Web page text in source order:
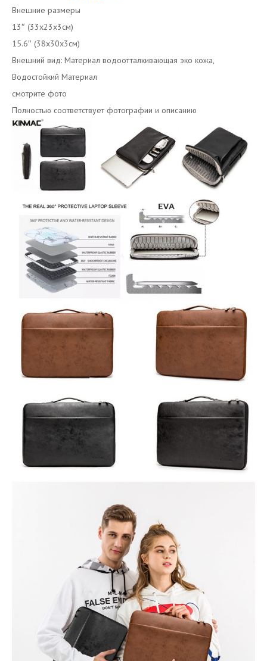
Внешние размеры
13″ (33x23x3cм)
15.6″ (38x30x3см)
Внешний вид: Материал водоотталкивающая эко кожа,
Водостойкий Материал
смотрите фото
Полностью соответствует фотографии и описанию